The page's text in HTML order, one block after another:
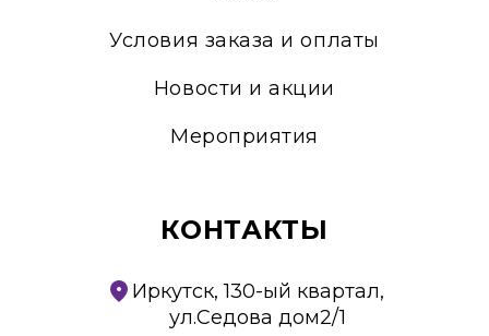
Условия заказа и оплаты
Новости и акции
Мероприятия
КОНТАКТЫ
Иркутск, 130-ый квартал,
ул.Седова дом2/1